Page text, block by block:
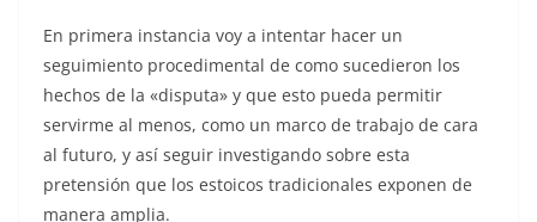
En primera instancia voy a intentar hacer un
seguimiento procedimental de como sucedieron los
hechos de la «disputa» y que esto pueda permitir
servirme al menos, como un marco de trabajo de cara
al futuro, y así seguir investigando sobre esta
pretensión que los estoicos tradicionales exponen de
manera amplia.